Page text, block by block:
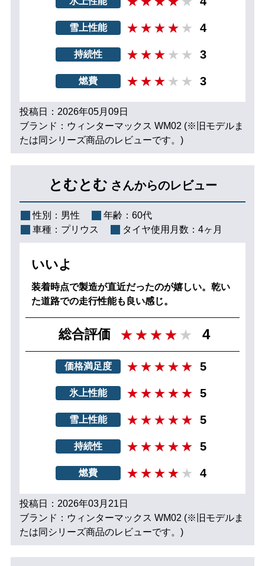
雪上性能 4
持続性 3
燃費 3
投稿日：2026年05月09日
ブランド：ウィンターマックス WM02 (※旧モデルま
たは同シリーズ商品のレビューです。)
とむとむ さんからのレビュー
性別： 男性 年齢： 60代
車種： プリウス タイヤ使用月数： 4ヶ月
いいよ
装着時点で製造が直近だったのが嬉しい。乾い
た道路での走行性能も良い感じ。
総合評価 4
価格満足度 5
氷上性能 5
雪上性能 5
持続性 5
燃費 4
投稿日：2026年03月21日
ブランド：ウィンターマックス WM02 (※旧モデルま
たは同シリーズ商品のレビューです。)